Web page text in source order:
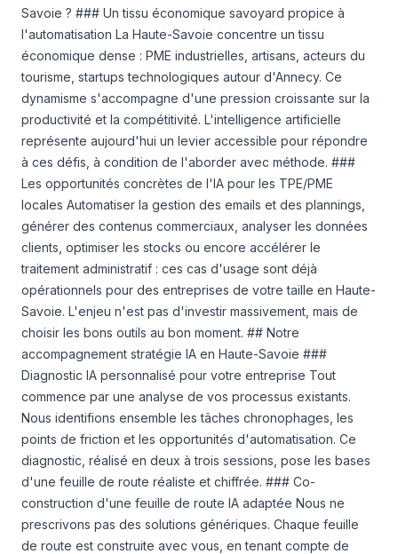
Savoie ? ### Un tissu économique savoyard propice à
l'automatisation La Haute-Savoie concentre un tissu
économique dense : PME industrielles, artisans, acteurs du
tourisme, startups technologiques autour d'Annecy. Ce
dynamisme s'accompagne d'une pression croissante sur la
productivité et la compétitivité. L'intelligence artificielle
représente aujourd'hui un levier accessible pour répondre
à ces défis, à condition de l'aborder avec méthode. ###
Les opportunités concrètes de l'IA pour les TPE/PME
locales Automatiser la gestion des emails et des plannings,
générer des contenus commerciaux, analyser les données
clients, optimiser les stocks ou encore accélérer le
traitement administratif : ces cas d'usage sont déjà
opérationnels pour des entreprises de votre taille en Haute-
Savoie. L'enjeu n'est pas d'investir massivement, mais de
choisir les bons outils au bon moment. ## Notre
accompagnement stratégie IA en Haute-Savoie ###
Diagnostic IA personnalisé pour votre entreprise Tout
commence par une analyse de vos processus existants.
Nous identifions ensemble les tâches chronophages, les
points de friction et les opportunités d'automatisation. Ce
diagnostic, réalisé en deux à trois sessions, pose les bases
d'une feuille de route réaliste et chiffrée. ### Co-
construction d'une feuille de route IA adaptée Nous ne
prescrivons pas des solutions génériques. Chaque feuille
de route est construite avec vous, en tenant compte de